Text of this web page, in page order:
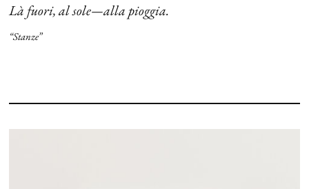
Là fuori, al sole—alla pioggia.
“Stanze”